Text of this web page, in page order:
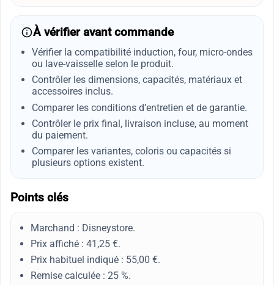
À vérifier avant commande
Vérifier la compatibilité induction, four, micro-ondes
ou lave-vaisselle selon le produit.
Contrôler les dimensions, capacités, matériaux et
accessoires inclus.
Comparer les conditions d’entretien et de garantie.
Contrôler le prix final, livraison incluse, au moment
du paiement.
Comparer les variantes, coloris ou capacités si
plusieurs options existent.
Points clés
Marchand : Disneystore.
Prix affiché : 41,25 €.
Prix habituel indiqué : 55,00 €.
Remise calculée : 25 %.